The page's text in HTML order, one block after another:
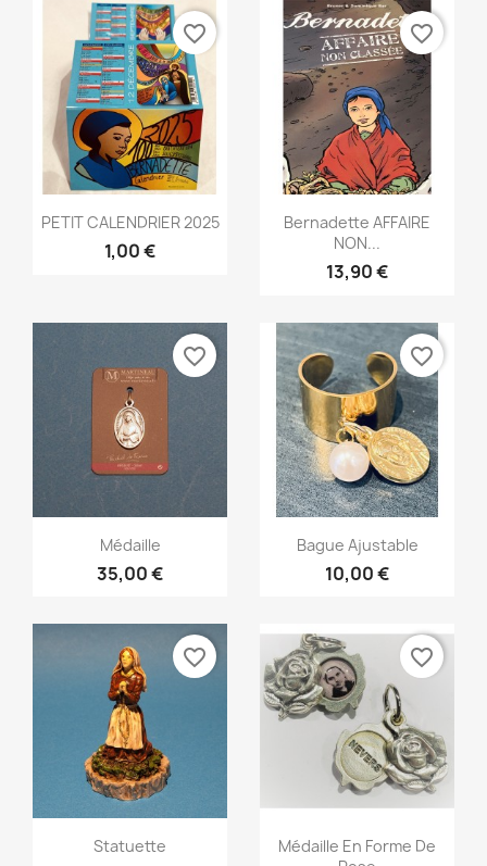
Aperçu rapide
PETIT CALENDRIER 2025
1,00 €
favorite_border
Aperçu rapide
Bernadette AFFAIRE
NON...
13,90 €
favorite_border
Aperçu rapide
Médaille
35,00 €
favorite_border
Aperçu rapide
Bague Ajustable
10,00 €
favorite_border
Aperçu rapide
Statuette
favorite_border
Aperçu rapide
Médaille En Forme De
favorite_border